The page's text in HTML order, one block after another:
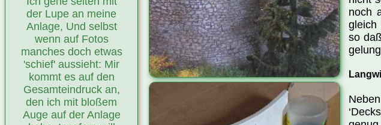
der Lupe an meine
Anlage, Und selbst
wenn auf Fotos
manches doch etwas
'schief' aussieht: Mir
kommt es auf den
Gesamteindruck an,
den ich mit bloßem
Auge auf der Anlage
noch
gleich
so